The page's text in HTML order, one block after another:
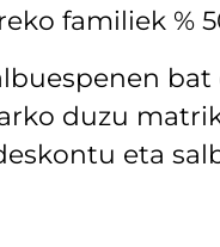
familiek %
duzu
eta